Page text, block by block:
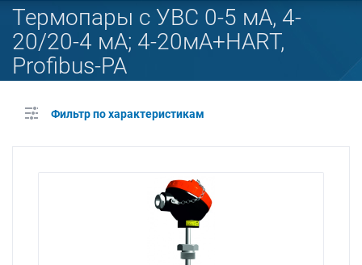
Термопары с УВС 0-5 мА, 4-
20/20-4 мА; 4-20мА+HART,
Profibus-PA
Фильтр по характеристикам